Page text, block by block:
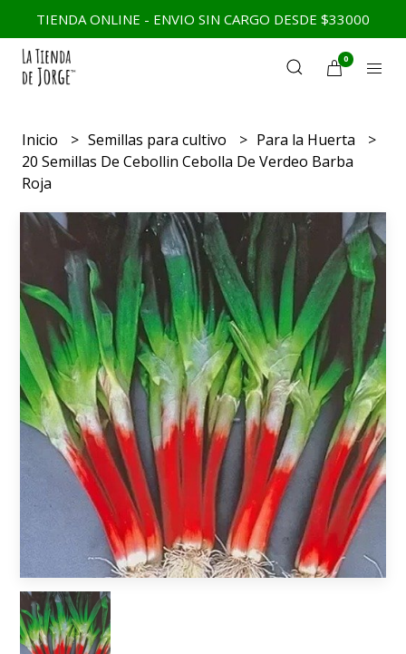
TIENDA ONLINE - ENVIO SIN CARGO DESDE $33000
0
Inicio Semillas para cultivo
Para la Huerta
20 Semillas De Cebollin Cebolla De Verdeo Barba
Roja